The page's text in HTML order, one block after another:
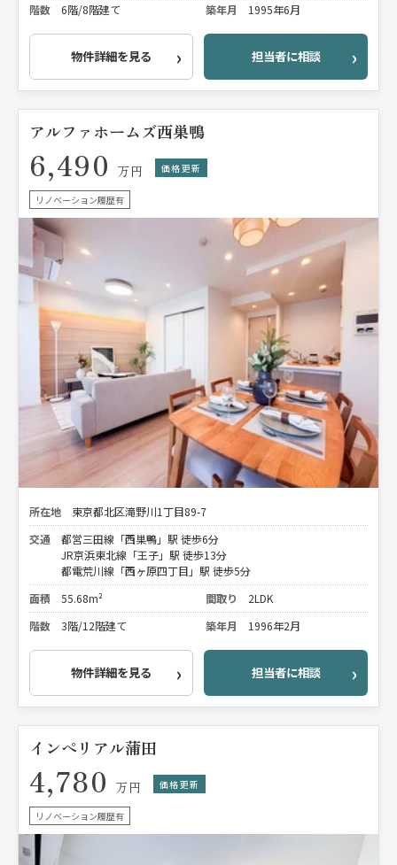
階数
6階/8階建て 築年月 1995年6月
物件詳細を見る 担当者に相談
アルファホームズ西巣鴨
6,490 万円 価格更新
リノベーション履歴有
所在地
東京都北区滝野川1丁目89-7
交通
都営三田線「西巣鴨」駅 徒歩6分
JR京浜東北線「王子」駅 徒歩13分
都電荒川線「西ヶ原四丁目」駅 徒歩5分
面積
55.68m² 間取り
2LDK
階数
3階/12階建て 築年月 1996年2月
物件詳細を見る 担当者に相談
インペリアル蒲田
4,780 万円 価格更新
リノベーション履歴有